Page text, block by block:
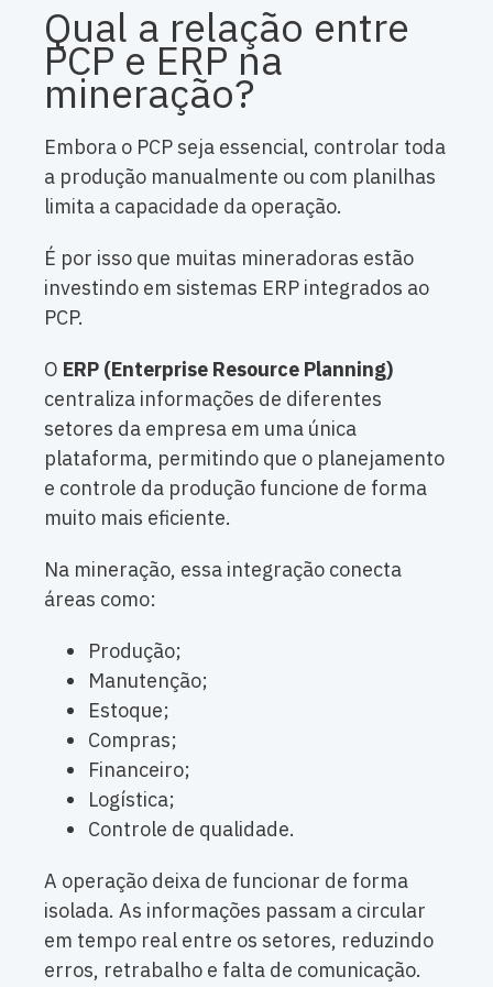
Qual a relação entre
PCP e ERP na
mineração?
Embora o PCP seja essencial, controlar toda
a produção manualmente ou com planilhas
limita a capacidade da operação.
É por isso que muitas mineradoras estão
investindo em sistemas ERP integrados ao
PCP.
O ERP (Enterprise Resource Planning)
centraliza informações de diferentes
setores da empresa em uma única
plataforma, permitindo que o planejamento
e controle da produção funcione de forma
muito mais eficiente.
Na mineração, essa integração conecta
áreas como:
Produção;
Manutenção;
Estoque;
Compras;
Financeiro;
Logística;
Controle de qualidade.
A operação deixa de funcionar de forma
isolada. As informações passam a circular
em tempo real entre os setores, reduzindo
erros, retrabalho e falta de comunicação.